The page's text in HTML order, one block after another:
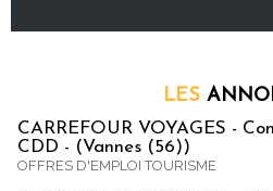
LES
CARREFOUR VOYAGES -
CDD - (Vannes (56))
OFFRES D'EMPLOI TOURISME